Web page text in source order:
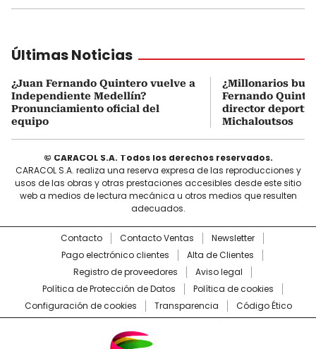
Últimas Noticias
¿Juan Fernando Quintero vuelve a
Independiente Medellín?
Pronunciamiento oficial del
equipo
¿Millonarios
Fernando
director
Michaloutsos
© CARACOL S.A. Todos los derechos reservados.
CARACOL S.A. realiza una reserva expresa de las reproducciones y
usos de las obras y otras prestaciones accesibles desde este sitio
web a medios de lectura mecánica u otros medios que resulten
adecuados.
Contacto Contacto Ventas
Newsletter
Pago electrónico clientes
Alta de Clientes
Registro de proveedores
Aviso legal
Política de Protección de Datos
Política de cookies
Configuración de cookies
Transparencia Código Ético